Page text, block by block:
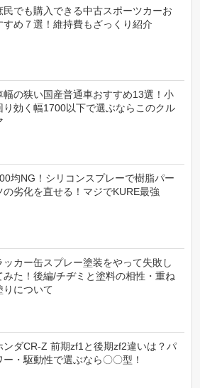
民でも購入できる中古スポーツカーお
すめ７選！維持費もざっくり紹介
幅の狭い国産普通車おすすめ13選！小
り効く幅1700以下で選ぶならこのクル
均NG！シリコンスプレーで樹脂パー
の劣化を直せる！マジでKURE最強
ッカー缶スプレー塗装をやって失敗し
みた！後編/チヂミと塗料の相性・重ね
りについて
ンダCR-Z 前期zf1と後期zf2違いは？パ
ー・駆動性で選ぶなら〇〇型！